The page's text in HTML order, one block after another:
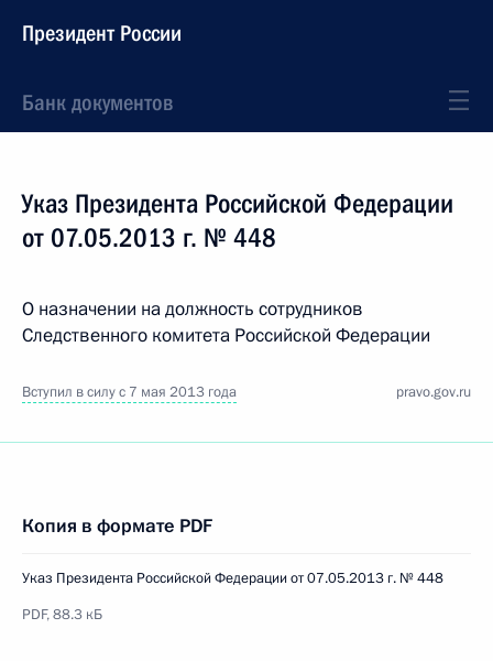
Президент России
Банк документов
Указ Президента Российской Федерации
от 07.05.2013 г. № 448
О назначении на должность сотрудников
Следственного комитета Российской Федерации
Вступил в силу с 7 мая 2013 года pravo.gov.ru
Копия в формате PDF
Указ Президента Российской Федерации от 07.05.2013 г. № 448
PDF, 88.3 кБ